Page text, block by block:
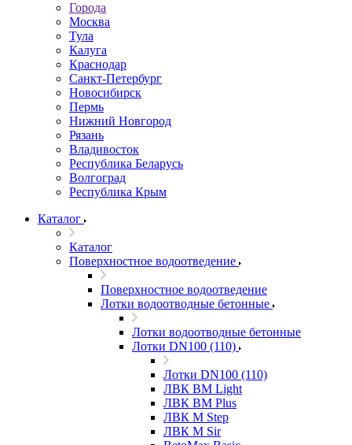
Города
Москва
Тула
Калуга
Краснодар
Санкт-Петербург
Новосибирск
Пермь
Нижний Новгород
Рязань
Владивосток
Республика Беларусь
Волгоград
Республика Крым
Каталог
Каталог
Поверхностное водоотведение
Поверхностное водоотведение
Лотки водоотводные бетонные
Лотки водоотводные бетонные
Лотки DN100 (110)
Лотки DN100 (110)
ЛВК ВМ Light
ЛВК ВМ Plus
ЛВК М Step
ЛВК М Sir